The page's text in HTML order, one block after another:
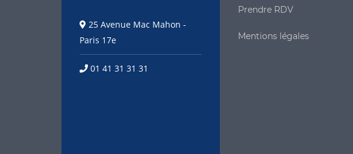
25 Avenue Mac Mahon -
Paris 17e
01 41 31 31 31
Prendre RDV
Mentions légales